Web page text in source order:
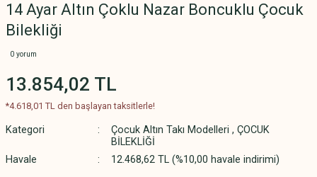
14 Ayar Altın Çoklu Nazar Boncuklu Çocuk
Bilekliği
0 yorum
13.854,02 TL
*4.618,01 TL den başlayan taksitlerle!
Kategori Çocuk Altın Takı Modelleri , ÇOCUK
BİLEKLİĞİ
Havale
12.468,62 TL (%10,00 havale indirimi)